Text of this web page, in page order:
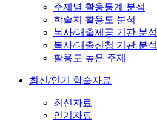
주제별 활용통계 분석
학술지 활용도 분석
복사/대출제공 기관 분석
복사/대출신청 기관 분석
활용도 높은 주제
최신/인기 학술자료
최신자료
인기자료